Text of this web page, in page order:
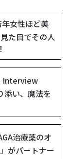
年女性ほど美
た目でその人
Interview
添い、魔法を
治療薬のオ
がパートナー